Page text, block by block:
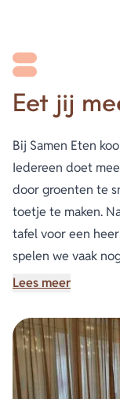
Eet jij
Bij Samen Eten
Iedereen doet
door groenten te
toetje te maken.
tafel voor een
spelen we vaak
Locatie: De Draaier
drankjes)
Lees meer